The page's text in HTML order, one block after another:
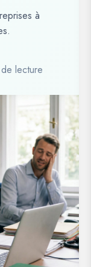
à
lecture